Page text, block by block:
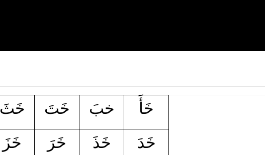
خَأَ خبَ خَتَ خَثَ
خَدَ
خَذَ خَرَ خَزَ